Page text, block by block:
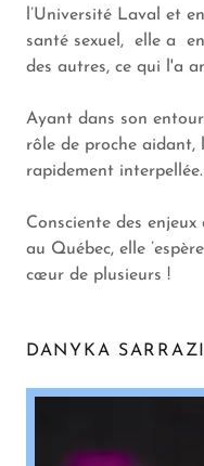
l’Université Laval et
santé sexuel, elle a
des autres, ce qui l'a
Ayant dans son
rôle de proche aidant,
rapidement interpellée.
Consciente des
au Québec, elle
cœur de plusieurs !
DANYKA